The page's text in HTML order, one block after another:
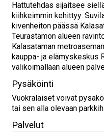
Hattutehdas sijaitsee
kiihkeimmin kehittyy:
kivenheiton päässä
Teurastamon alueen
Kalasataman
kauppa- ja elämyskeskus
valikoimallaan alueen
Pysäköinti
Vuokralaiset voivat
tai sen alla olevaan
Palvelut